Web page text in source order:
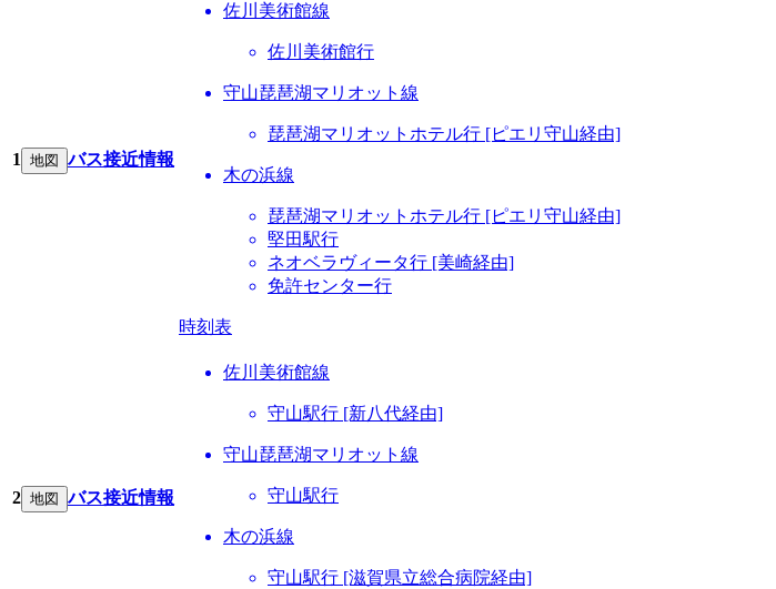
1 地図 バス接近情報
佐川美術館線
佐川美術館行
守山琵琶湖マリオット線
琵琶湖マリオットホテル行 [ピエリ守山経由]
木の浜線
琵琶湖マリオットホテル行 [ピエリ守山経由]
堅田駅行
ネオベラヴィータ行 [美崎経由]
免許センター行
時刻表
2 地図 バス接近情報
佐川美術館線
守山駅行 [新八代経由]
守山琵琶湖マリオット線
守山駅行
木の浜線
守山駅行 [滋賀県立総合病院経由]